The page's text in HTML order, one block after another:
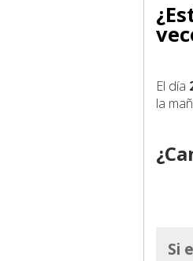
El día
la
Si